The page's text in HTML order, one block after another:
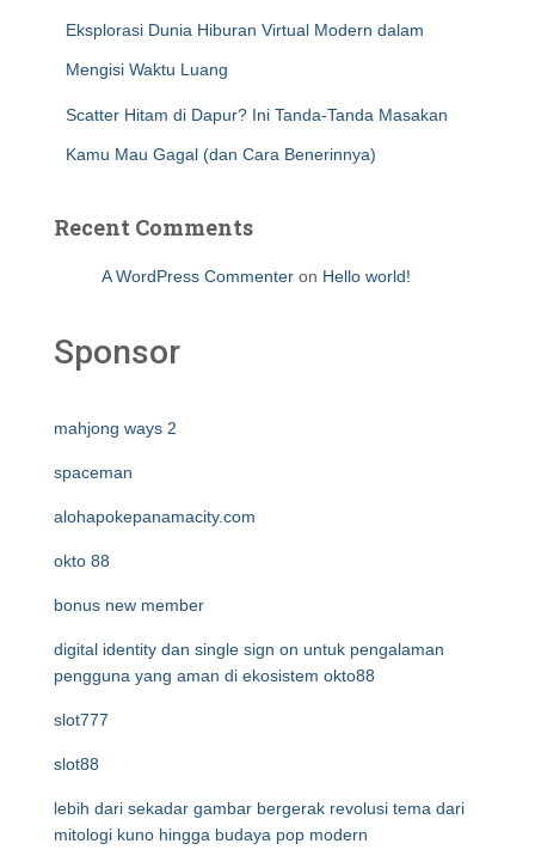
Eksplorasi Dunia Hiburan Virtual Modern dalam
Mengisi Waktu Luang
Scatter Hitam di Dapur? Ini Tanda-Tanda Masakan
Kamu Mau Gagal (dan Cara Benerinnya)
Recent Comments
A WordPress Commenter on Hello world!
Sponsor
mahjong ways 2
spaceman
alohapokepanamacity.com
okto 88
bonus new member
digital identity dan single sign on untuk pengalaman
pengguna yang aman di ekosistem okto88
slot777
slot88
lebih dari sekadar gambar bergerak revolusi tema dari
mitologi kuno hingga budaya pop modern